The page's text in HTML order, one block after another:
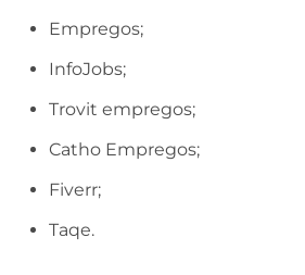
Empregos;
InfoJobs;
Trovit empregos;
Catho Empregos;
Fiverr;
Taqe.